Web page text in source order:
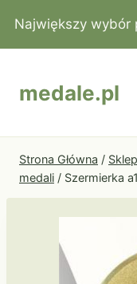
do
treści
Największy wybór
medale.pl
Strona Główna / Sklep
medali / Szermierka